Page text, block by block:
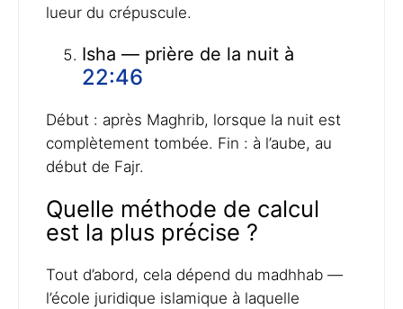
lueur du crépuscule.
Isha — prière de la nuit à
22:46
Début : après Maghrib, lorsque la nuit est
complètement tombée. Fin : à l’aube, au
début de Fajr.
Quelle méthode de calcul
est la plus précise ?
Tout d’abord, cela dépend du madhhab —
l’école juridique islamique à laquelle